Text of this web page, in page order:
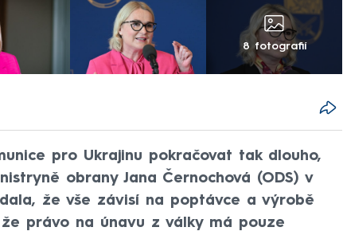
8 fotografií
pro Ukrajinu pokračovat tak dlouho,
obrany Jana Černochová (ODS) v
že vše závisí na poptávce a výrobě
právo na únavu z války má pouze